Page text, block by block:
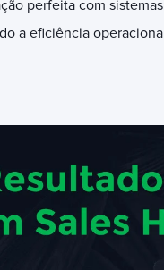
perfeita com
a eficiência